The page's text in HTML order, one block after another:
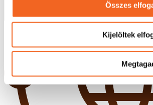
Összes
Kijelöltek